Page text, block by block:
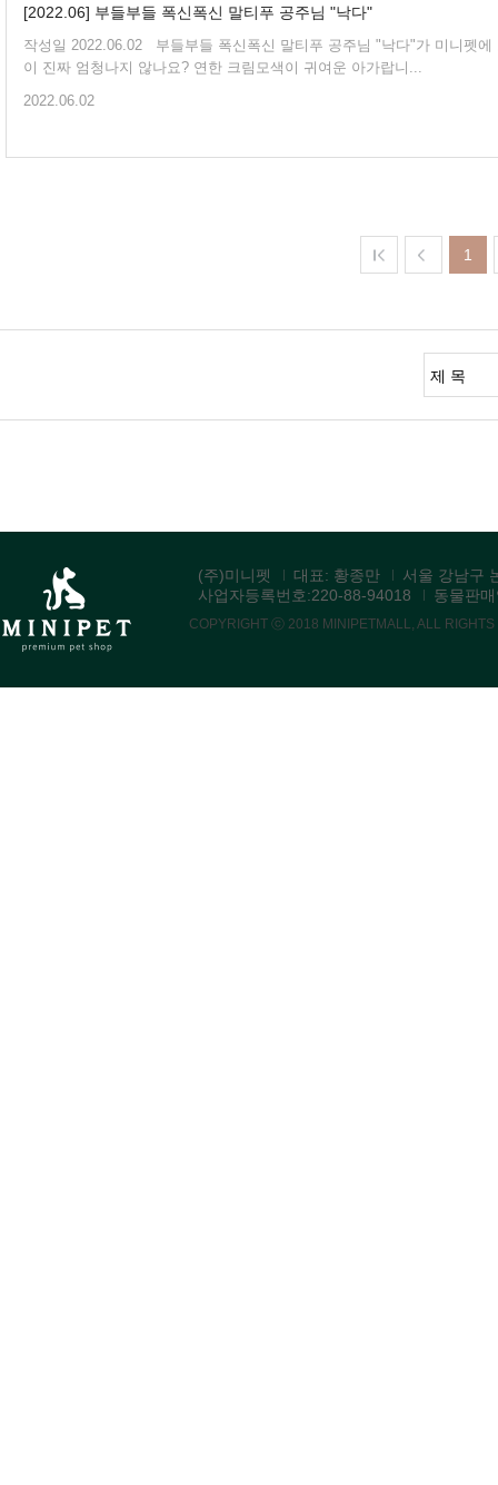
[2022.06] 부들부들 폭신폭신 말티푸 공주님 "낙다"
작성일 2022.06.02 부들부들 폭신폭신 말티푸 공주님 "낙다"가 미니펫에 도착했답니다! 모량
이 진짜 엄청나지 않나요? 연한 크림모색이 귀여운 아가랍니...
2022.06.02
1
(주)미니펫 대표: 황종만
서울 강남구
사업자등록번호:220-88-94018
동물판
COPYRIGHT ⓒ 2018 MINIPETMALL, ALL